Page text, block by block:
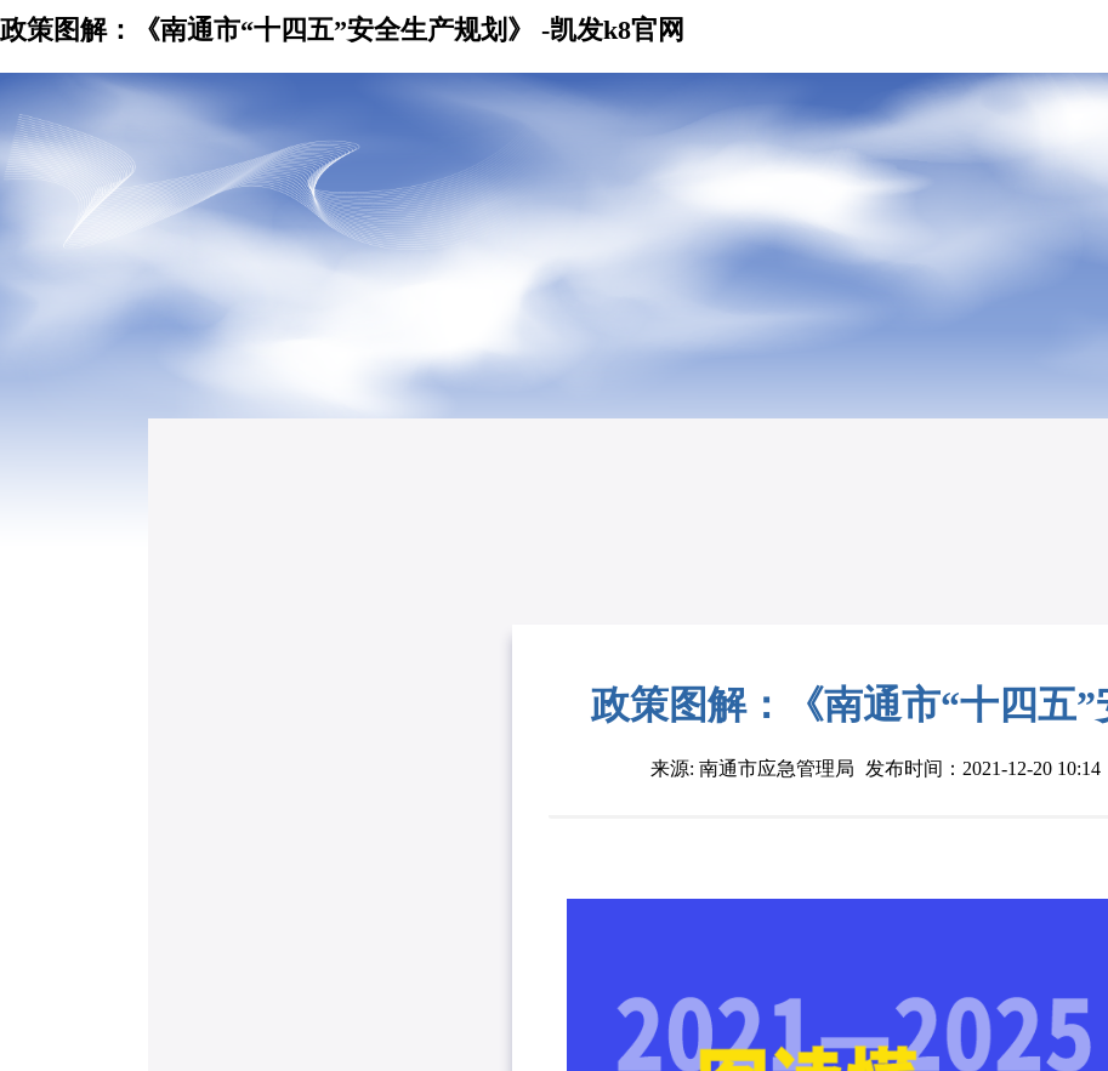
政策图解：《南通市“十四五”安全生产规划》 -凯发k8官网
政策图解：《南通市“十四五”
来源: 南通市应急管理局 发布时间：2021-12-20 10:14